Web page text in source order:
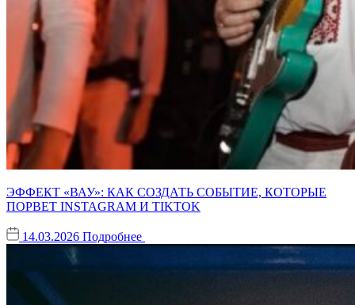
ЭФФЕКТ «ВАУ»: КАК СОЗДАТЬ СОБЫТИЕ, КОТОРЫЕ
ПОРВЕТ INSTAGRAM И TIKTOK
14.03.2026 Подробнее